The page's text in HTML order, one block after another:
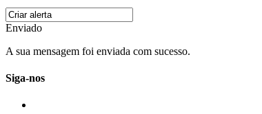
Enviado
A sua mensagem foi enviada com sucesso.
Siga-nos